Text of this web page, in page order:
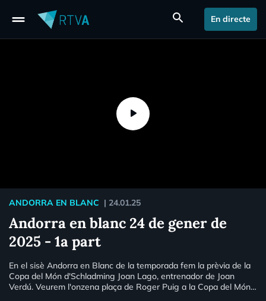
drag_handle search En directe
ANDORRA EN BLANC | 24.01.25
Andorra en blanc 24 de gener de
2025 - 1a part
En el sisè Andorra en Blanc de la temporada fem la prèvia de la
Copa del Món d'Schladming Joan Lago, entrenador de Joan
Verdú. Veurem l'onzena plaça de Roger Puig a la Copa del Món